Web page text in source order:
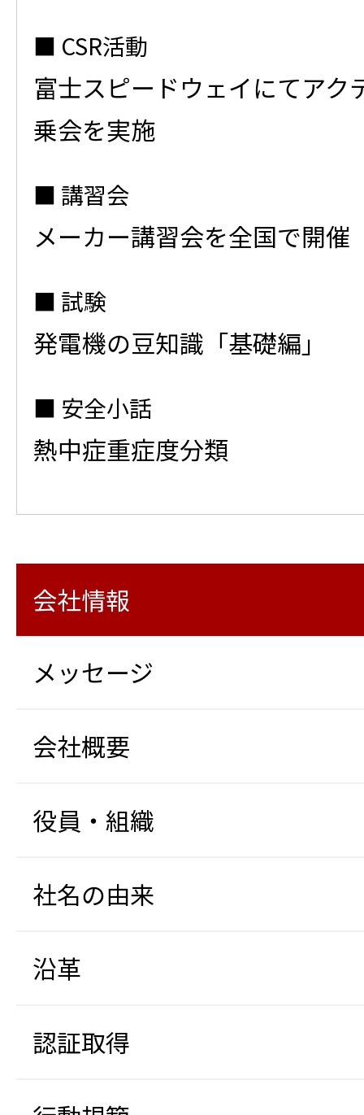
CSR活動
富士スピードウェイにてアク
乗会を実施
講習会
メーカー講習会を全国で開催
試験
発電機の豆知識「基礎編」
安全小話
熱中症重症度分類
会社情報
メッセージ
会社概要
役員・組織
社名の由来
沿革
認証取得